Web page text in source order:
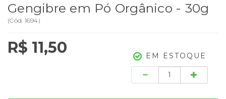
Gengibre em Pó Orgânico - 30g
(Cód. 1694)
R$ 11,50 EM ESTOQUE